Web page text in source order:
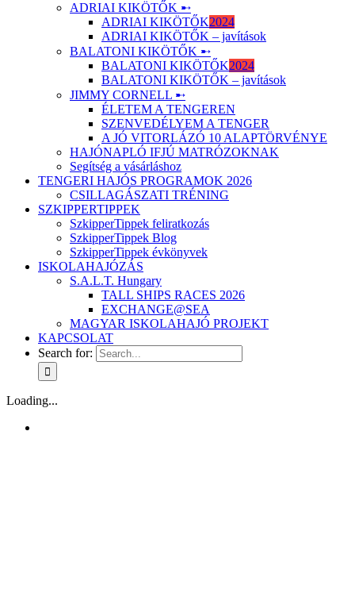
ADRIAI KIKÖTŐK ➸
ADRIAI KIKÖTŐK2024
ADRIAI KIKÖTŐK – javítások
BALATONI KIKÖTŐK ➸
BALATONI KIKÖTŐK2024
BALATONI KIKÖTŐK – javítások
JIMMY CORNELL ➸
ÉLETEM A TENGEREN
SZENVEDÉLYEM A TENGER
A JÓ VITORLÁZÓ 10 ALAPTÖRVÉNYE
HAJÓNAPLÓ IFJÚ MATRÓZOKNAK
Segítség a vásárláshoz
TENGERI HAJÓS PROGRAMOK 2026
CSILLAGÁSZATI TRÉNING
SZKIPPERTIPPEK
SzkipperTippek feliratkozás
SzkipperTippek Blog
SzkipperTippek évkönyvek
ISKOLAHAJÓZÁS
S.A.L.T. Hungary
TALL SHIPS RACES 2026
EXCHANGE@SEA
MAGYAR ISKOLAHAJÓ PROJEKT
KAPCSOLAT
Search for:
Loading...